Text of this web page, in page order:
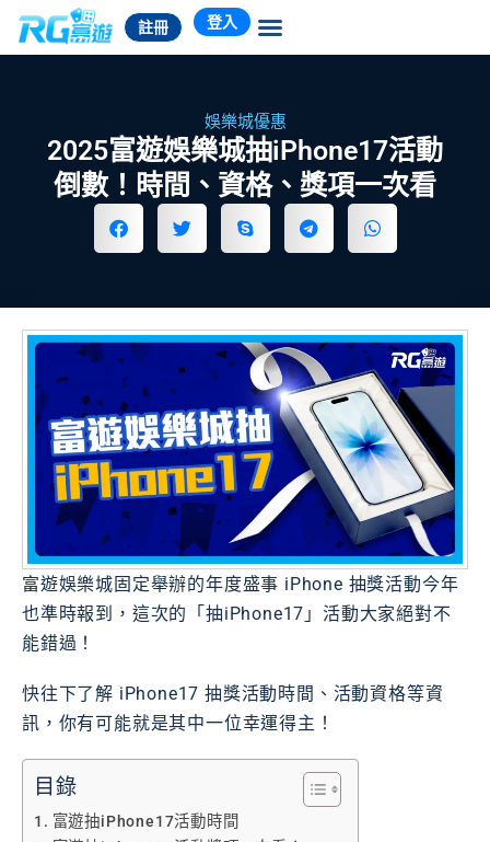
主
註冊 登入
娛樂城優惠
2025富遊娛樂城抽iPhone17活動
倒數！時間、資格、獎項一次看
富遊娛樂城固定舉辦的年度盛事 iPhone 抽獎活動今年
也準時報到，這次的「抽iPhone17」活動大家絕對不
能錯過！
快往下了解 iPhone17 抽獎活動時間、活動資格等資
訊，你有可能就是其中一位幸運得主！
目錄
富遊抽iPhone17活動時間